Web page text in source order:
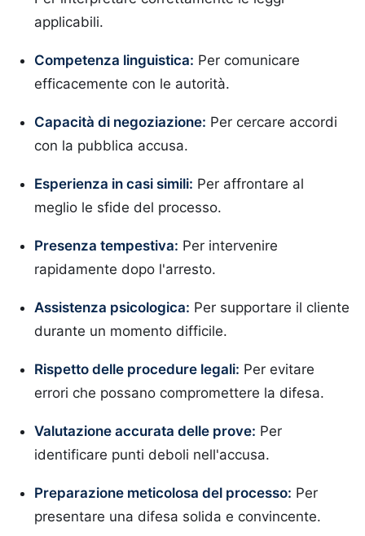
applicabili.
Competenza linguistica: Per comunicare
efficacemente con le autorità.
Capacità di negoziazione: Per cercare accordi
con la pubblica accusa.
Esperienza in casi simili: Per affrontare al
meglio le sfide del processo.
Presenza tempestiva: Per intervenire
rapidamente dopo l'arresto.
Assistenza psicologica: Per supportare il cliente
durante un momento difficile.
Rispetto delle procedure legali: Per evitare
errori che possano compromettere la difesa.
Valutazione accurata delle prove: Per
identificare punti deboli nell'accusa.
Preparazione meticolosa del processo: Per
presentare una difesa solida e convincente.